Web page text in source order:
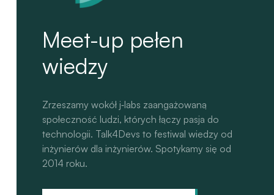
Meet-up pełen
wiedzy
Zrzeszamy wokół j‑labs zaangażowaną
społeczność ludzi, których łączy pasja do
technologii. Talk4Devs to festiwal wiedzy od
inżynierów dla inżynierów. Spotykamy się od
2014 roku.